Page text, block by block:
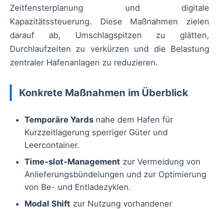
Zeitfensterplanung und digitale
Kapazitätssteuerung. Diese Maßnahmen zielen
darauf ab, Umschlagspitzen zu glätten,
Durchlaufzeiten zu verkürzen und die Belastung
zentraler Hafenanlagen zu reduzieren.
Konkrete Maßnahmen im Überblick
Temporäre Yards nahe dem Hafen für
Kurzzeitlagerung sperriger Güter und
Leercontainer.
Time-slot-Management zur Vermeidung von
Anlieferungsbündelungen und zur Optimierung
von Be- und Entladezyklen.
Modal Shift zur Nutzung vorhandener